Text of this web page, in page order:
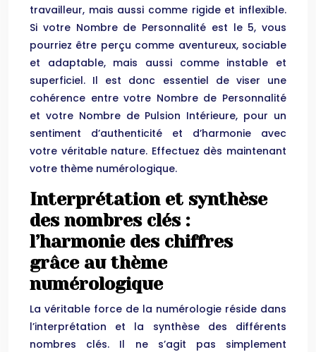
travailleur, mais aussi comme rigide et inflexible.
Si votre Nombre de Personnalité est le 5, vous
pourriez être perçu comme aventureux, sociable
et adaptable, mais aussi comme instable et
superficiel. Il est donc essentiel de viser une
cohérence entre votre Nombre de Personnalité
et votre Nombre de Pulsion Intérieure, pour un
sentiment d’authenticité et d’harmonie avec
votre véritable nature. Effectuez dès maintenant
votre thème numérologique.
Interprétation et synthèse
des nombres clés :
l’harmonie des chiffres
grâce au thème
numérologique
La véritable force de la numérologie réside dans
l’interprétation et la synthèse des différents
nombres clés. Il ne s’agit pas simplement